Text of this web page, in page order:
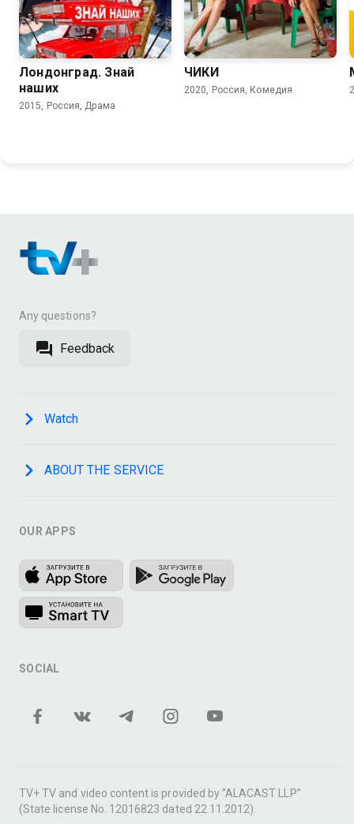
8.0 6.2
Лондонград. Знай
наших
2015, Россия, Драма
7.7 7.6
ЧИКИ
2020, Россия, Комедия
Any questions?
Feedback
Watch
ABOUT THE SERVICE
OUR APPS
SOCIAL
TV+ TV and video content is provided by “ALACAST LLP”
(State license No. 12016823 dated 22.11.2012).